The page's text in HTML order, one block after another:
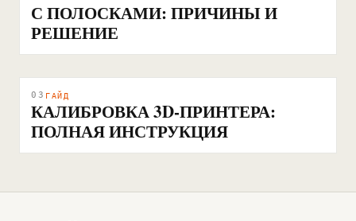
С ПОЛОСКАМИ: ПРИЧИНЫ И
РЕШЕНИЕ
03 ГАЙД
КАЛИБРОВКА 3D-ПРИНТЕРА:
ПОЛНАЯ ИНСТРУКЦИЯ